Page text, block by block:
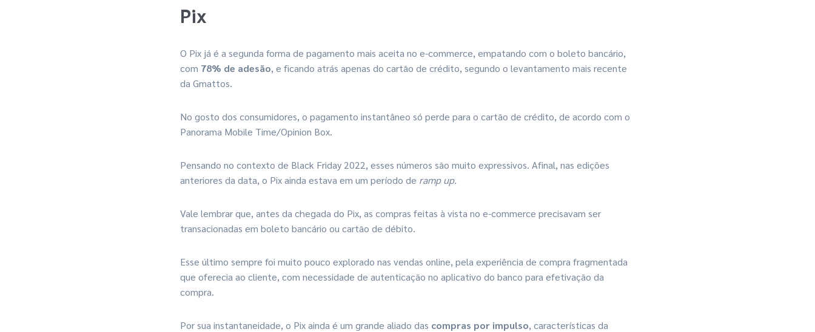
Pix
O Pix já é a segunda forma de pagamento mais aceita no e-commerce, empatando com o boleto bancário,
com 78% de adesão, e ficando atrás apenas do cartão de crédito, segundo o levantamento mais recente
da Gmattos.
No gosto dos consumidores, o pagamento instantâneo só perde para o cartão de crédito, de acordo com o
Panorama Mobile Time/Opinion Box.
Pensando no contexto de Black Friday 2022, esses números são muito expressivos. Afinal, nas edições
anteriores da data, o Pix ainda estava em um período de ramp up.
Vale lembrar que, antes da chegada do Pix, as compras feitas à vista no e-commerce precisavam ser
transacionadas em boleto bancário ou cartão de débito.
Esse último sempre foi muito pouco explorado nas vendas online, pela experiência de compra fragmentada
que oferecia ao cliente, com necessidade de autenticação no aplicativo do banco para efetivação da
compra.
Por sua instantaneidade, o Pix ainda é um grande aliado das compras por impulso, características da